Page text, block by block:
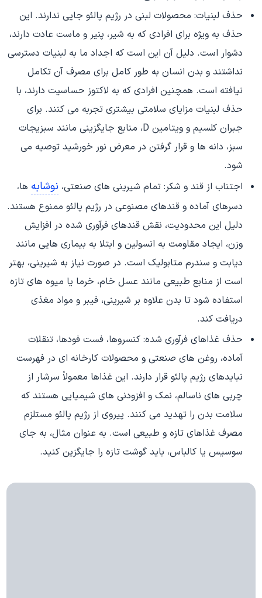
حذف لبنیات: محصولات لبنی در رژیم پالئو جایی ندارند. این
حذف به ویژه برای افرادی که به شیر، پنیر و ماست عادت دارند،
دشوار است. دلیل آن این است که اجداد ما به لبنیات دسترسی
نداشتند و بدن انسان به طور کامل برای مصرف آن تکامل
نیافته است. همچنین افرادی که به لاکتوز حساسیت دارند، با
حذف لبنیات مزایای سلامتی بیشتری تجربه می کنند. برای
جبران کلسیم و ویتامین D، منابع جایگزینی مانند سبزیجات
سبز، دانه ها و قرار گرفتن در معرض نور خورشید توصیه می
شود.
اجتناب از قند و شکر: تمام شیرینی های صنعتی، نوشابه ها،
دسرهای آماده و قندهای مصنوعی در رژیم پالئو ممنوع هستند.
دلیل این محدودیت، نقش قندهای فرآوری شده در افزایش
وزن، ایجاد مقاومت به انسولین و ابتلا به بیماری هایی مانند
دیابت و سندرم متابولیک است. در صورت نیاز به شیرینی، بهتر
است از منابع طبیعی مانند عسل خام، خرما یا میوه های تازه
استفاده شود تا بدن علاوه بر شیرینی، فیبر و مواد مغذی
دریافت کند.
حذف غذاهای فرآوری شده: کنسروها، فست فودها، تنقلات
آماده، روغن های صنعتی و محصولات کارخانه ای در فهرست
نبایدهای رژیم پالئو قرار دارند. این غذاها معمولاً سرشار از
چربی های ناسالم، نمک و افزودنی های شیمیایی هستند که
سلامت بدن را تهدید می کنند. پیروی از رژیم پالئو مستلزم
مصرف غذاهای تازه و طبیعی است. به عنوان مثال، به جای
سوسیس یا کالباس، باید گوشت تازه را جایگزین کنید.